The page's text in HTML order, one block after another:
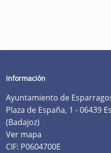
Información
Ayuntamiento de
Plaza de España, 1 - 06439
(Badajoz)
Ver mapa
CIF: P0604700E